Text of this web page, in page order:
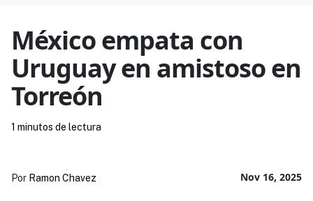
México empata con
Uruguay en amistoso en
Torreón
Nov 16, 2025
Por Ramon Chavez
1 minutos de lectura